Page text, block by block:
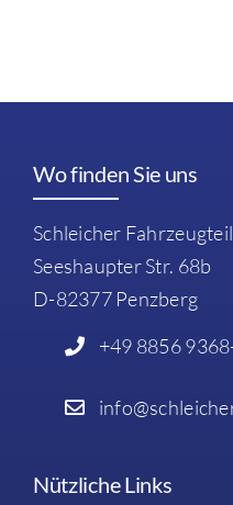
Wo finden Sie uns
Schleicher
Seeshaupter Str. 68b
D-82377 Penzberg
+49 8856
Nützliche Links